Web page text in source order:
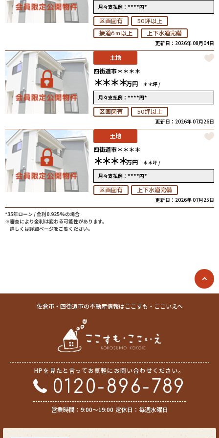
月々支払例：****円*
区画図有
50坪以上
接道6ｍ以上
上下水道完備
更新日：2026年 08月04日
土地
四街道市＊＊＊＊
＊＊＊＊万円
＊＊坪 /
月々支払例：****円*
区画図有 50坪以上
更新日：2026年 07月26日
土地
四街道市＊＊＊＊
＊＊＊＊万円
＊＊坪 /
月々支払例：****円*
区画図有 上下水道完備
更新日：2026年 07月25日
*35年ローン / 金利0.925%の場合
※審査により金利は変わる可能性があります。
詳しくは詳細ページをご覧ください。
佐倉市・四街道市の不動産情報はここすも・ここいえへ
HPを見たと言ってお気軽にお問い合わせください。
0120-896-789
営業時間：9:00〜19:00 定休日：毎週水曜日